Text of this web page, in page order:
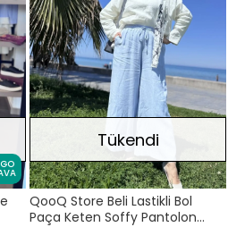
Tükendi
QooQ Store Beli Lastikli Bol
Paça Keten Soffy Pantolon